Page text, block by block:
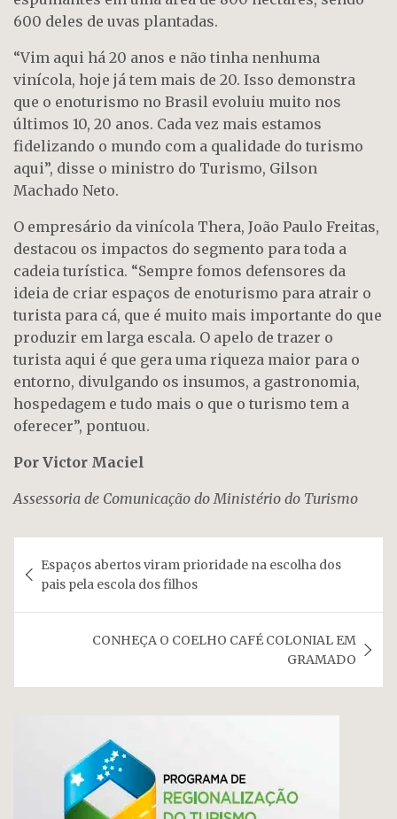
600 deles de uvas plantadas.
“Vim aqui há 20 anos e não tinha nenhuma
vinícola, hoje já tem mais de 20. Isso demonstra
que o enoturismo no Brasil evoluiu muito nos
últimos 10, 20 anos. Cada vez mais estamos
fidelizando o mundo com a qualidade do turismo
aqui”, disse o ministro do Turismo, Gilson
Machado Neto.
O empresário da vinícola Thera, João Paulo Freitas,
destacou os impactos do segmento para toda a
cadeia turística. “Sempre fomos defensores da
ideia de criar espaços de enoturismo para atrair o
turista para cá, que é muito mais importante do que
produzir em larga escala. O apelo de trazer o
turista aqui é que gera uma riqueza maior para o
entorno, divulgando os insumos, a gastronomia,
hospedagem e tudo mais o que o turismo tem a
oferecer”, pontuou.
Por Victor Maciel
Assessoria de Comunicação do Ministério do Turismo
de
Post
Espaços abertos viram prioridade na escolha dos
pais pela escola dos filhos
CONHEÇA O COELHO CAFÉ COLONIAL EM
GRAMADO